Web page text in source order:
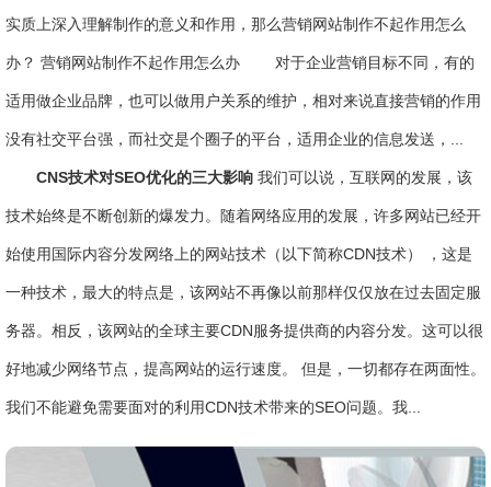
实质上深入理解制作的意义和作用，那么营销网站制作不起作用怎么
办？ 营销网站制作不起作用怎么办 对于企业营销目标不同，有的
适用做企业品牌，也可以做用户关系的维护，相对来说直接营销的作用
没有社交平台强，而社交是个圈子的平台，适用企业的信息发送，...
CNS技术对SEO优化的三大影响 我们可以说，互联网的发展，该
技术始终是不断创新的爆发力。随着网络应用的发展，许多网站已经开
始使用国际内容分发网络上的网站技术（以下简称CDN技术） ，这是
一种技术，最大的特点是，该网站不再像以前那样仅仅放在过去固定服
务器。相反，该网站的全球主要CDN服务提供商的内容分发。这可以很
好地减少网络节点，提高网站的运行速度。 但是，一切都存在两面性。
我们不能避免需要面对的利用CDN技术带来的SEO问题。我...